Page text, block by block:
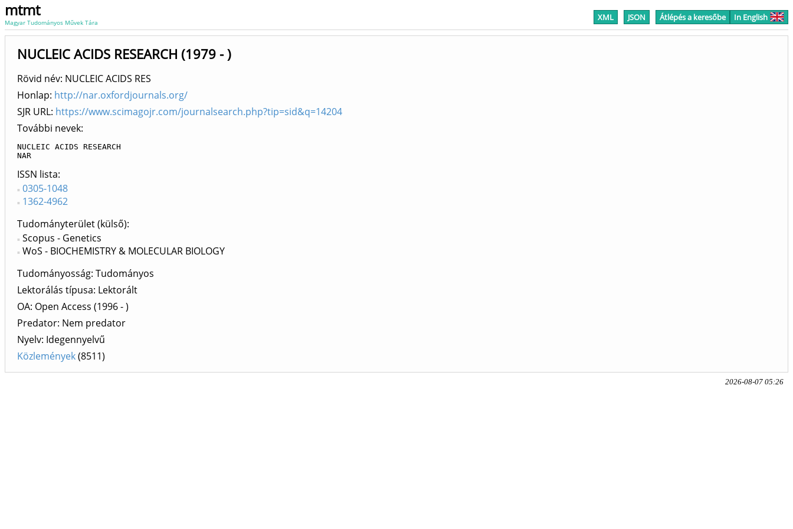
mtmt
Magyar Tudományos Művek Tára XML JSON Átlépés a keresőbe In English
NUCLEIC ACIDS RESEARCH (1979 - )
Rövid név: NUCLEIC ACIDS RES
Honlap: http://nar.oxfordjournals.org/
SJR URL: https://www.scimagojr.com/journalsearch.php?tip=sid&q=14204
További nevek:
NUCLEIC ACIDS RESEARCH
NAR
ISSN lista
0305-1048
1362-4962
Tudományterület (külső)
Scopus - Genetics
WoS - BIOCHEMISTRY & MOLECULAR BIOLOGY
Tudományosság: Tudományos
Lektorálás típusa: Lektorált
OA: Open Access (1996 - )
Predator: Nem predator
Nyelv: Idegennyelvű
Közlemények(8511)
2026-08-07 05:26